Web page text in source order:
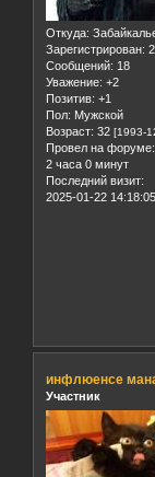
Откуда:
Зарегистрирован:
Сообщений: 18
Уважение: +2
Позитив: +1
Пол: Мужской
Возраст: 32 [1993-
Провел на форуме:
2 часа 0 минут
Последний визит:
2025-01-22 14:18:05
инфлюенсе
Участник